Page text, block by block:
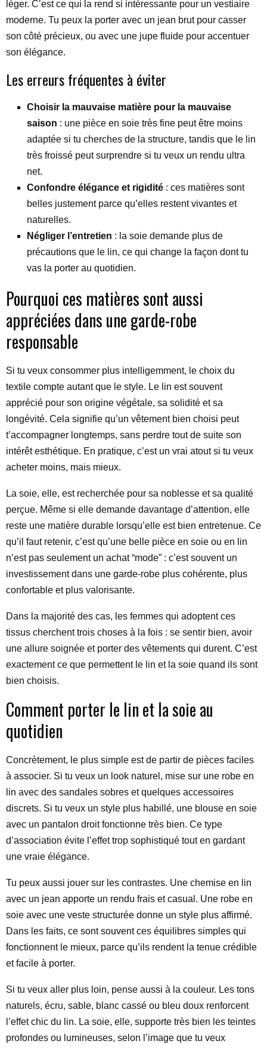
léger. C’est ce qui la rend si intéressante pour un vestiaire
moderne. Tu peux la porter avec un jean brut pour casser
son côté précieux, ou avec une jupe fluide pour accentuer
son élégance.
Les erreurs fréquentes à éviter
Choisir la mauvaise matière pour la mauvaise
saison : une pièce en soie très fine peut être moins
adaptée si tu cherches de la structure, tandis que le lin
très froissé peut surprendre si tu veux un rendu ultra
net.
Confondre élégance et rigidité : ces matières sont
belles justement parce qu’elles restent vivantes et
naturelles.
Négliger l’entretien : la soie demande plus de
précautions que le lin, ce qui change la façon dont tu
vas la porter au quotidien.
Pourquoi ces matières sont aussi
appréciées dans une garde-robe
responsable
Si tu veux consommer plus intelligemment, le choix du
textile compte autant que le style. Le lin est souvent
apprécié pour son origine végétale, sa solidité et sa
longévité. Cela signifie qu’un vêtement bien choisi peut
t’accompagner longtemps, sans perdre tout de suite son
intérêt esthétique. En pratique, c’est un vrai atout si tu veux
acheter moins, mais mieux.
La soie, elle, est recherchée pour sa noblesse et sa qualité
perçue. Même si elle demande davantage d’attention, elle
reste une matière durable lorsqu’elle est bien entretenue. Ce
qu’il faut retenir, c’est qu’une belle pièce en soie ou en lin
n’est pas seulement un achat “mode” : c’est souvent un
investissement dans une garde-robe plus cohérente, plus
confortable et plus valorisante.
Dans la majorité des cas, les femmes qui adoptent ces
tissus cherchent trois choses à la fois : se sentir bien, avoir
une allure soignée et porter des vêtements qui durent. C’est
exactement ce que permettent le lin et la soie quand ils sont
bien choisis.
Comment porter le lin et la soie au
quotidien
Concrètement, le plus simple est de partir de pièces faciles
à associer. Si tu veux un look naturel, mise sur une robe en
lin avec des sandales sobres et quelques accessoires
discrets. Si tu veux un style plus habillé, une blouse en soie
avec un pantalon droit fonctionne très bien. Ce type
d’association évite l’effet trop sophistiqué tout en gardant
une vraie élégance.
Tu peux aussi jouer sur les contrastes. Une chemise en lin
avec un jean apporte un rendu frais et casual. Une robe en
soie avec une veste structurée donne un style plus affirmé.
Dans les faits, ce sont souvent ces équilibres simples qui
fonctionnent le mieux, parce qu’ils rendent la tenue crédible
et facile à porter.
Si tu veux aller plus loin, pense aussi à la couleur. Les tons
naturels, écru, sable, blanc cassé ou bleu doux renforcent
l’effet chic du lin. La soie, elle, supporte très bien les teintes
profondes ou lumineuses, selon l’image que tu veux